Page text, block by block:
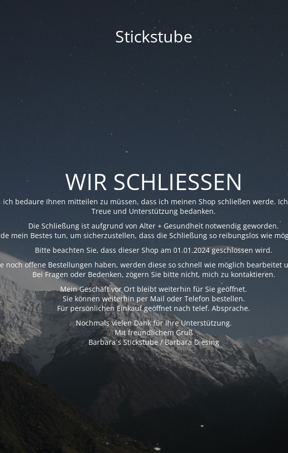
Stickstube
WIR SCHLIESSEN
bedaure Ihnen mitteilen zu müssen, dass ich meinen Shop schließen werde.
Treue und Unterstützung bedanken.
Die Schließung ist aufgrund von Alter + Gesundheit notwendig geworden.
mein Bestes tun, um sicherzustellen, dass die Schließung so reibungslos wie
Bitte beachten Sie, dass dieser Shop am 01.01.2024 geschlossen wird.
noch offene Bestellungen haben, werden diese so schnell wie möglich bearbeitet
Bei Fragen oder Bedenken, zögern Sie bitte nicht, mich zu kontaktieren.
Mein Geschäft vor Ort bleibt weiterhin für Sie geöffnet.
Sie können weiterhin per Mail oder Telefon bestellen.
Für persönlichen Einkauf geöffnet nach telef. Absprache.
Nochmals vielen Dank für Ihre Unterstützung.
Mit freundlichem Gruß
Barbara´s Stickstube / Barbara Diesing